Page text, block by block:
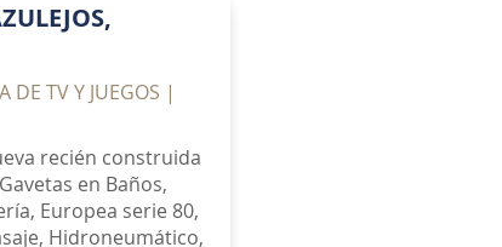
DE TV Y JUEGOS |
recién construida
en Baños,
Europea serie 80,
Hidroneumático,